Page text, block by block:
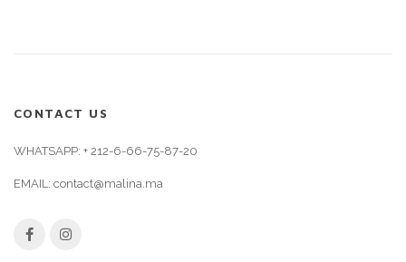
CONTACT US
WHATSAPP: + 212-6-66-75-87-20
EMAIL: contact@malina.ma